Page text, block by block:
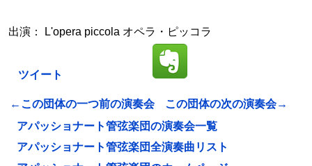
出演： L'opera piccola オペラ・ピッコラ
ツイート
←この団体の一つ前の演奏会
この団体の次の演奏会→
アパッショナート管弦楽団の演奏会一覧
アパッショナート管弦楽団全演奏曲リスト